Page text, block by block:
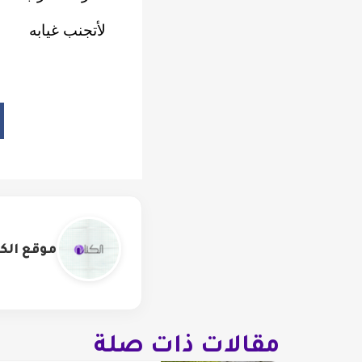
لأتجنب غيابه
موقع
مقالات ذات صلة